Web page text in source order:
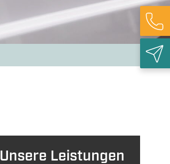
Unsere Leistungen